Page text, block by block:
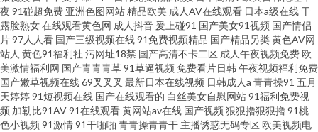
夜 91碰超免费 亚洲色图网站精品欧美 成人AV在线观看 日本a级在线干
露脸熟女在线观看黄色网 成人抖音 爰上碰91 国产美女91视频 国产情侣
片97人人看 国产三级视频在线91免费视频精品 国产精品另类黄色AV网
站人 黄色91福利社 污网址18禁 国产高清不卡二区 成人午夜视频免费欧
美激情福利网 国产青青青草91草逼视频 免费看片日韩午夜视频福利免费
国产嫩草视频在线69叉叉叉 最新日本在线视频 日韩成人a 青青操91 五月
天婷婷91短视频在线 国产在线观看的 白丝美女自慰网站91福利免费视
频 加勒比91AV91在线观看黄网站av在线 国产视频 狠狠擼狠狠擼91桃
色小视频 91激情91干啪啪 青青操青青干 主播诱惑无码专区欧美视频电